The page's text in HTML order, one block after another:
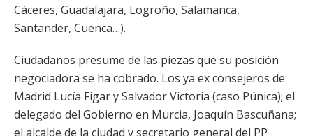
Cáceres, Guadalajara, Logroño, Salamanca,
Santander, Cuenca…).
Ciudadanos presume de las piezas que su posición
negociadora se ha cobrado. Los ya ex consejeros de
Madrid Lucía Figar y Salvador Victoria (caso Púnica); el
delegado del Gobierno en Murcia, Joaquín Bascuñana;
el alcalde de la ciudad y secretario general del PP